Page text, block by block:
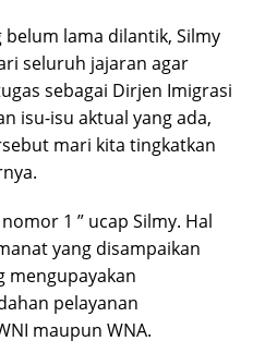
lama dilantik, Silmy
seluruh jajaran agar
sebagai Dirjen Imigrasi
isu-isu aktual yang ada,
mari kita tingkatkan
1 ” ucap Silmy. Hal
yang disampaikan
mengupayakan
pelayanan
maupun WNA.